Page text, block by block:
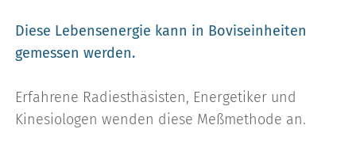
Diese Lebensenergie kann in Boviseinheiten
gemessen werden.
Erfahrene Radiesthäsisten, Energetiker und
Kinesiologen wenden diese Meßmethode an.